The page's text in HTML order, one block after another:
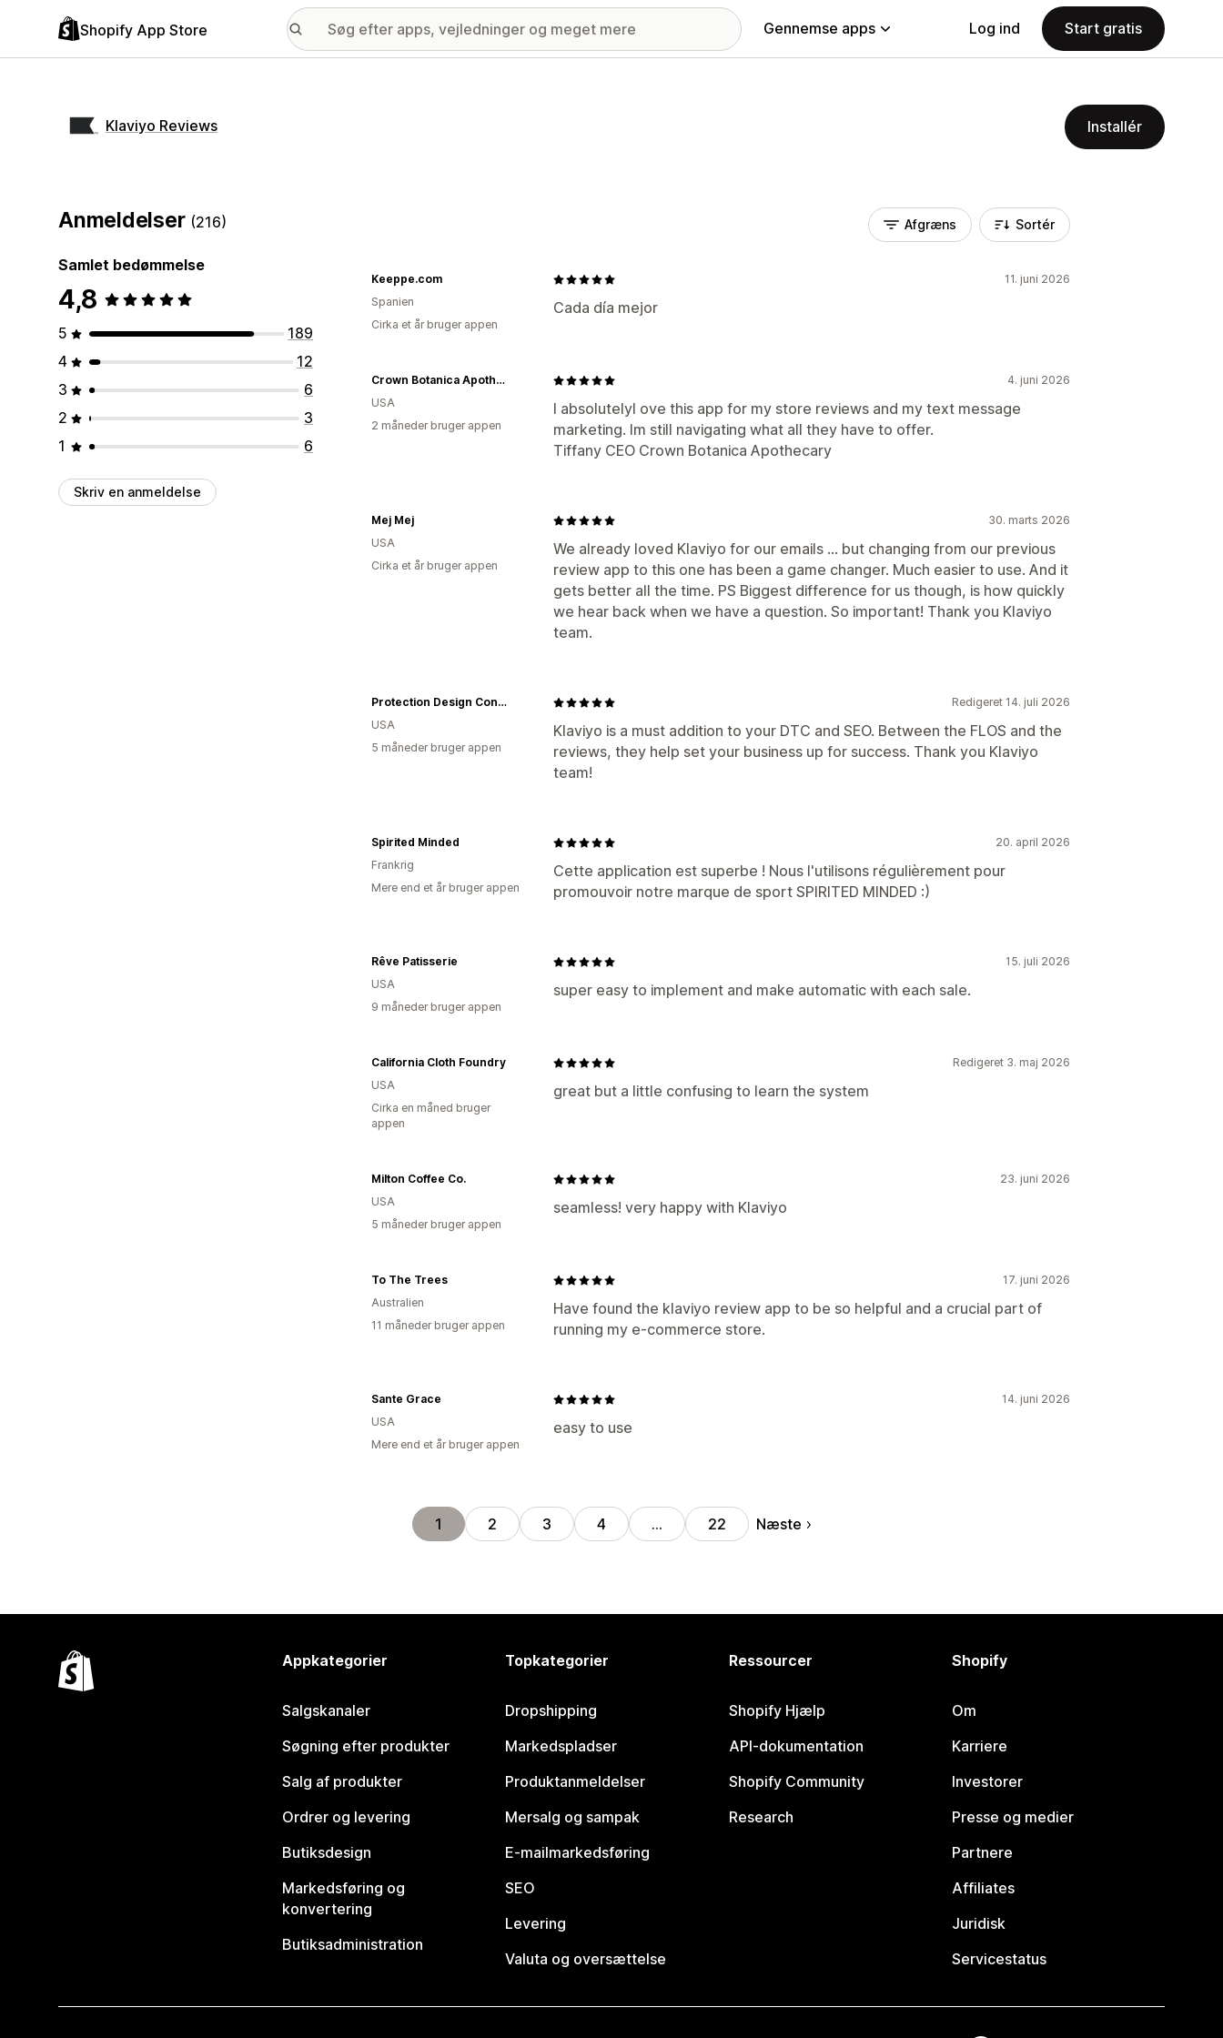
Shopify App Store Gennemse apps Log ind Start gratis
Klaviyo Reviews Installér
Anmeldelser (216)
Samlet bedømmelse
4,8
5
189
4
12
3
6
2
3
1
6
Skriv en anmeldelse
Afgræns Sortér
11. juni 2026
Cada día mejor
Keeppe.com
Spanien
Cirka et år bruger appen
4. juni 2026
I absolutelyl ove this app for my store reviews and my text message
marketing. Im still navigating what all they have to offer.
Tiffany CEO Crown Botanica Apothecary
Crown Botanica Apothecary
USA
2 måneder bruger appen
30. marts 2026
We already loved Klaviyo for our emails ... but changing from our previous
review app to this one has been a game changer. Much easier to use. And it
gets better all the time. PS Biggest difference for us though, is how quickly
we hear back when we have a question. So important! Thank you Klaviyo
team.
Mej Mej
USA
Cirka et år bruger appen
Redigeret 14. juli 2026
Klaviyo is a must addition to your DTC and SEO. Between the FLOS and the
reviews, they help set your business up for success. Thank you Klaviyo
team!
Protection Design Concepts LLC
USA
5 måneder bruger appen
20. april 2026
Cette application est superbe ! Nous l'utilisons régulièrement pour
promouvoir notre marque de sport SPIRITED MINDED :)
Spirited Minded
Frankrig
Mere end et år bruger appen
15. juli 2026
super easy to implement and make automatic with each sale.
Rêve Patisserie
USA
9 måneder bruger appen
Redigeret 3. maj 2026
great but a little confusing to learn the system
California Cloth Foundry
USA
Cirka en måned bruger
appen
23. juni 2026
seamless! very happy with Klaviyo
Milton Coffee Co.
USA
5 måneder bruger appen
17. juni 2026
Have found the klaviyo review app to be so helpful and a crucial part of
running my e-commerce store.
To The Trees
Australien
11 måneder bruger appen
14. juni 2026
easy to use
Sante Grace
USA
Mere end et år bruger appen
1 2 3 4 … 22 Næste
Appkategorier
Salgskanaler
Søgning efter produkter
Salg af produkter
Ordrer og levering
Butiksdesign
Markedsføring og
konvertering
Butiksadministration
Topkategorier
Dropshipping
Markedspladser
Produktanmeldelser
Mersalg og sampak
E-mailmarkedsføring
SEO
Levering
Valuta og oversættelse
Ressourcer
Shopify Hjælp
API-dokumentation
Shopify Community
Research
Shopify
Om
Karriere
Investorer
Presse og medier
Partnere
Affiliates
Juridisk
Servicestatus